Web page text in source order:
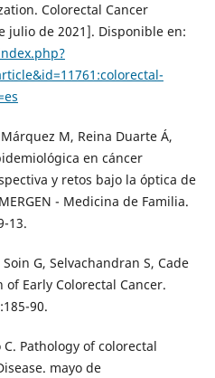
Colorectal Cancer
julio de 2021]. Disponible en:
M, Reina Duarte Á,
en cáncer
y retos bajo la óptica de
- Medicina de Familia.
13.
G, Selvachandran S, Cade
Early Colorectal Cancer.
90.
Pathology of colorectal
mayo de